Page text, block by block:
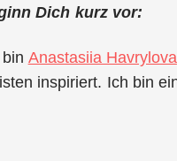
Dich kurz vor:
Anastasiia Havrylova
inspiriert. Ich bin